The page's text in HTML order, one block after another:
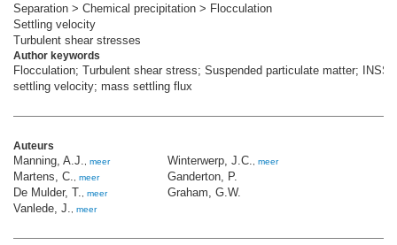
Separation > Chemical precipitation > Flocculation
Settling velocity
Turbulent shear stresses
Author keywords
Flocculation; Turbulent shear stress; Suspended particulate matter;
settling velocity; mass settling flux
Auteurs
Manning, A.J. meer
Martens, C. meer
De Mulder, T. meer
Vanlede, J. meer
Winterwerp, J.C. meer
Ganderton, P.
Graham, G.W.